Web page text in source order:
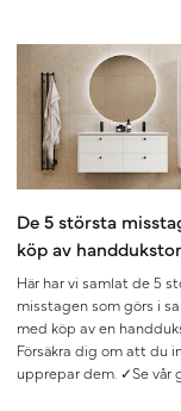
De 5 största
köp av
Här har vi samlat de 5
misstagen som görs i
med köp av en
Försäkra dig om att du
upprepar dem. ✓Se vår